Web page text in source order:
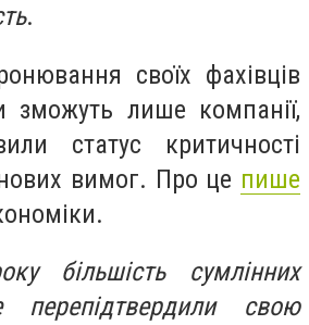
.
своїх фахівців
зможуть лише компанії,
статус критичності
вимог. Про це пише
більшість сумлінних
перепідтвердили свою